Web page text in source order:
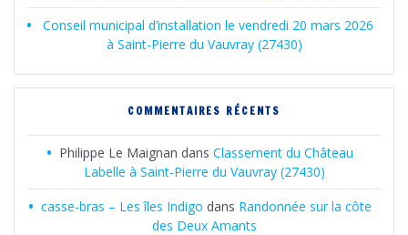
Conseil municipal d’installation le vendredi 20 mars 2026
à Saint-Pierre du Vauvray (27430)
COMMENTAIRES RÉCENTS
Philippe Le Maignan dans Classement du Château
Labelle à Saint-Pierre du Vauvray (27430)
casse-bras – Les îles Indigo dans Randonnée sur la côte
des Deux Amants